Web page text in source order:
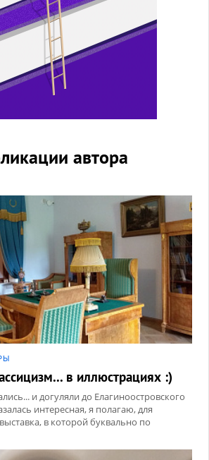
автора
в иллюстрациях :)
и догуляли до Елагиноостровского
интересная, я полагаю, для
в которой буквально по